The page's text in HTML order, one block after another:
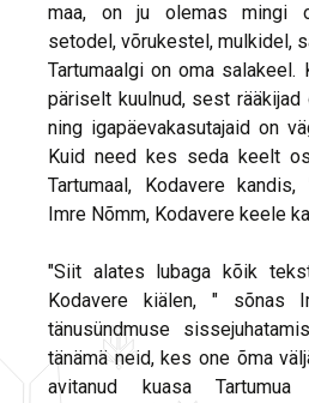
maa, on ju olemas mingi
setodel, võrukestel, mulkidel,
Tartumaalgi on oma salakeel.
päriselt kuulnud, sest
ning igapäevakasutajaid on
Kuid need kes seda keelt
Tartumaal, Kodavere
Imre Nõmm, Kodavere keele
"Siit alates lubaga kõik
Kodavere kiälen, " sõnas
tänusündmuse
tänämä neid, kes one õma
avitanud kuasa Tartumua